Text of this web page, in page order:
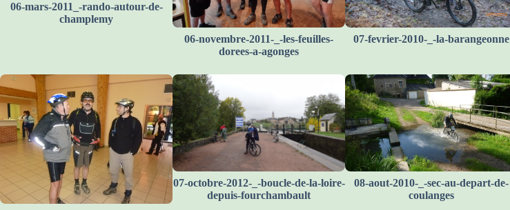
06-mars-2011_-rando-autour-de-
champlemy
06-novembre-2011-_-les-feuilles-
dorees-a-agonges
07-fevrier-2010-_-la-barangeonne
07-octobre-2012-_-boucle-de-la-loire-
depuis-fourchambault
08-aout-2010-_-sec-au-depart-de-
coulanges